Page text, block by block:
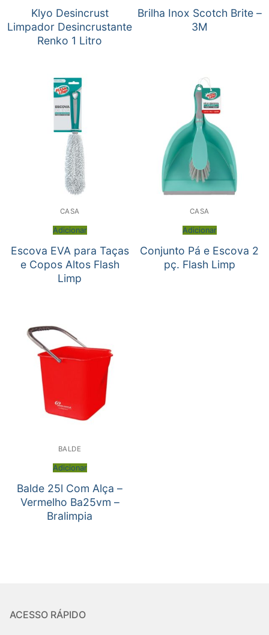
Klyo Desincrust
Limpador Desincrustante
Renko 1 Litro
Brilha Inox Scotch Brite –
3M
CASA
Adicionar
Escova EVA para Taças
e Copos Altos Flash
Limp
CASA
Adicionar
Conjunto Pá e Escova 2
pç. Flash Limp
BALDE
Adicionar
Balde 25l Com Alça –
Vermelho Ba25vm –
Bralimpia
ACESSO RÁPIDO